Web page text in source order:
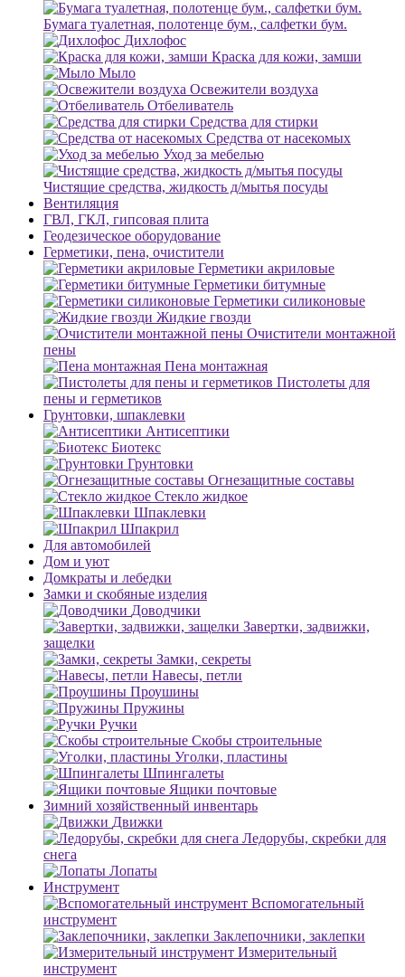
Бумага туалетная, полотенце бум., салфетки бум.
Дихлофос
Краска для кожи, замши
Мыло
Освежители воздуха
Отбеливатель
Средства для стирки
Средства от насекомых
Уход за мебелью
Чистящие средства, жидкость д/мытья посуды
Вентиляция
ГВЛ, ГКЛ, гипсовая плита
Геодезическое оборудование
Герметики, пена, очистители
Герметики акриловые
Герметики битумные
Герметики силиконовые
Жидкие гвозди
Очистители монтажной
пены
Пена монтажная
Пистолеты для
пены и герметиков
Грунтовки, шпаклевки
Антисептики
Биотекс
Грунтовки
Огнезащитные составы
Стекло жидкое
Шпаклевки
Шпакрил
Для автомобилей
Дом и уют
Домкраты и лебедки
Замки и скобяные изделия
Доводчики
Завертки, задвижки,
защелки
Замки, секреты
Навесы, петли
Проушины
Пружины
Ручки
Скобы строительные
Уголки, пластины
Шпингалеты
Ящики почтовые
Зимний хозяйственный инвентарь
Движки
Ледорубы, скребки для
снега
Лопаты
Инструмент
Вспомогательный
инструмент
Заклепочники, заклепки
Измерительный
инструмент